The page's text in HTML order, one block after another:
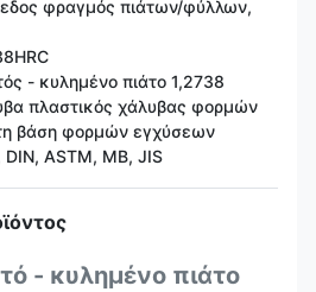
φραγμός πιάτων/φύλλων,
- κυλημένο πιάτο 1,2738
πλαστικός χάλυβας φορμών
βάση φορμών εγχύσεων
DIN, ASTM, ΜΒ, JIS
- κυλημένο πιάτο